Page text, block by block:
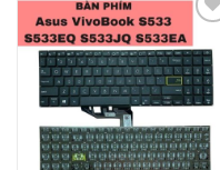
Add to
Wishlist